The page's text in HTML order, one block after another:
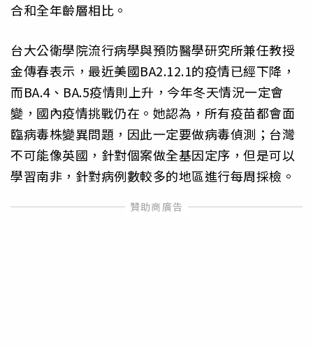
合和全年齡層相比。
台大公衛學院流行病學與預防醫學研究所兼任教授
金傳春表示，最近美國BA2.12.1的疫情已經下降，
而BA.4、BA.5疫情則上升，今年冬天情況一定會
變，國內疫情挑戰仍在。她認為，所有疫苗都會面
臨病毒株變異問題，因此一定要做病毒偵測；台灣
不可能像英國，針對個案做全基因定序，但是可以
學習南非，針對病例數較多的地區進行每周採檢。